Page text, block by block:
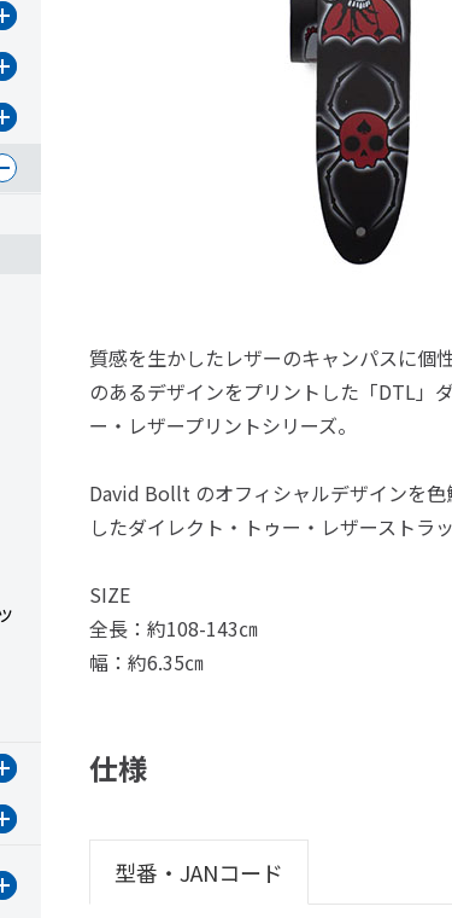
質感を生かしたレザーのキャンパスに個
のあるデザインをプリントした「DTL」
ー・レザープリントシリーズ。
David Bollt のオフィシャルデザインを色
したダイレクト・トゥー・レザーストラッ
SIZE
全長：約108-143㎝
幅：約6.35㎝
仕様
型番・JANコード